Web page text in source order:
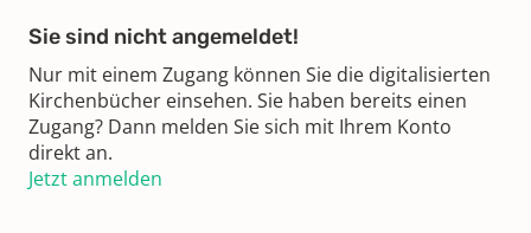
Sie sind nicht angemeldet!
Nur mit einem Zugang können Sie die digitalisierten
Kirchenbücher einsehen. Sie haben bereits einen
Zugang? Dann melden Sie sich mit Ihrem Konto
direkt an.
Jetzt anmelden